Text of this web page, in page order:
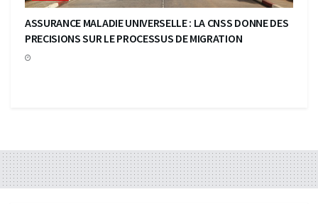
ASSURANCE MALADIE UNIVERSELLE : LA CNSS DONNE DES
PRECISIONS SUR LE PROCESSUS DE MIGRATION